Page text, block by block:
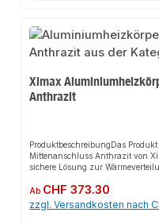
Ximax
Anthrazit
ProduktbeschreibungDas
Mittenanschluss Anthrazit von
sichere Lösung zur
perfekten Halt, sondern auch für
nahtlos in jedes Interieur
Montage machen dieses Produkt
Regulärer Preis:
Ab CHF 373.30
zzgl. Versandkosten nach